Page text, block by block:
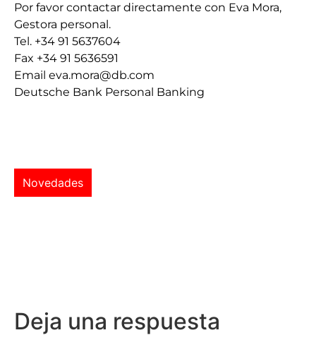
Por favor contactar directamente con Eva Mora,
Gestora personal.
Tel. +34 91 5637604
Fax +34 91 5636591
Email eva.mora@db.com
Deutsche Bank Personal Banking
Novedades
Deja una respuesta